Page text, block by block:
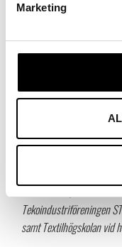
Marketing
effekter i
aktörer, säger
Emma Ohlson,
Linnea Ax, projektledare
Swedish Fashion
Svensk Form, Svensk
Tekoindustriföreningen
samt Textilhögskolan vid